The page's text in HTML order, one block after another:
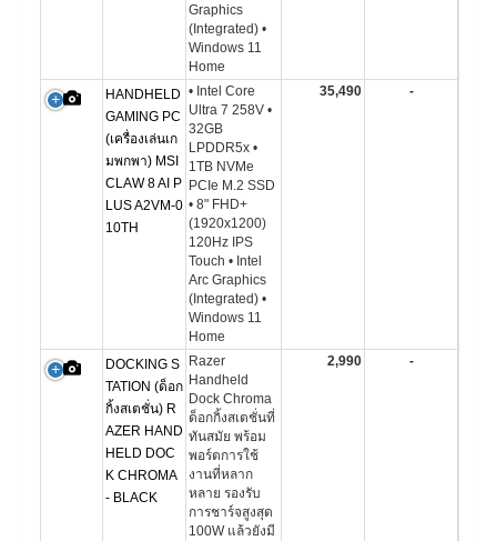
Graphics
(Integrated) •
Windows 11
Home
HANDHELD
GAMING PC
(เครื่องเล่นเก
มพกพา) MSI
CLAW 8 AI P
LUS A2VM-0
10TH
• Intel Core
Ultra 7 258V •
32GB
LPDDR5x •
1TB NVMe
PCIe M.2 SSD
• 8" FHD+
(1920x1200)
120Hz IPS
Touch • Intel
Arc Graphics
(Integrated) •
Windows 11
Home
35,490 -
DOCKING S
TATION (ด็อก
กิ้งสเตชั่น) R
AZER HAND
HELD DOC
K CHROMA
- BLACK
Razer
Handheld
Dock Chroma
ด็อกกิ้งสเตชั่นที่
ทันสมัย พร้อม
พอร์ตการใช้
งานที่หลาก
หลาย รองรับ
การชาร์จสูงสุด
100W แล้วยังมี
2,990 -